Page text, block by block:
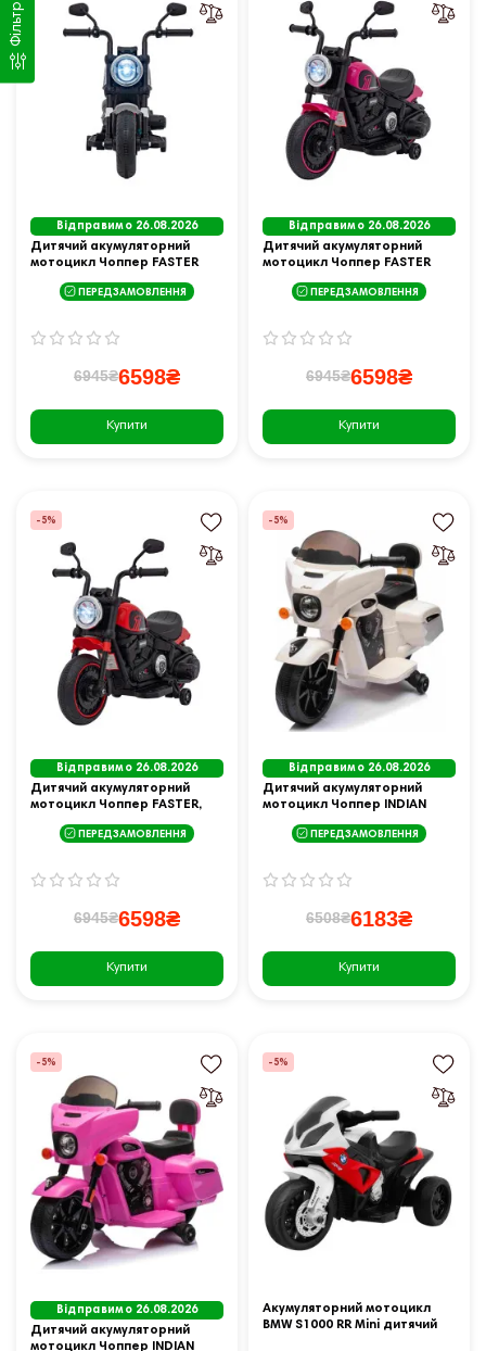
Фільтр
Відправимо 26.08.2026
Дитячий акумуляторний
мотоцикл Чоппер FASTER
панель + LEDПЕРЕДЗАМОВЛЕННЯ
6945₴6598₴
Купити
Відправимо 26.08.2026
Дитячий акумуляторний
мотоцикл Чоппер FASTER
панель + LEDПЕРЕДЗАМОВЛЕННЯ
6945₴6598₴
Купити
-5%
Відправимо 26.08.2026
Дитячий акумуляторний
мотоцикл Чоппер FASTER,
панель + LEDПЕРЕДЗАМОВЛЕННЯ
6945₴6598₴
Купити
-5%
Відправимо 26.08.2026
Дитячий акумуляторний
мотоцикл Чоппер INDIAN
ПЕРЕДЗАМОВЛЕННЯ
6508₴6183₴
Купити
-5%
Відправимо 26.08.2026
Дитячий акумуляторний
мотоцикл Чоппер INDIAN
-5%
Акумуляторний мотоцикл
BMW S1000 RR Mini дитячий